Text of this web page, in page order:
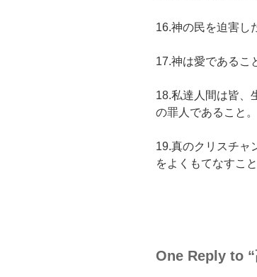
16.神の民を迫害し
17.神は愛であるこ
18.私達人間は皆、
の罪人であること。
19.真のクリスチャ
をよくもてなすこと
One Reply to “